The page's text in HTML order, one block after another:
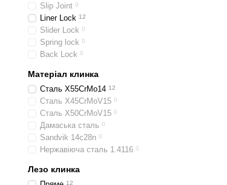
Slip Joint 0
Liner Lock 12
Slider Lock 0
Spring lock 0
Back Lock 0
Матеріал клинка
Сталь X55CrMo14 12
Сталь X45CrMoV15 0
Сталь X50CrMoV15 0
Дамаська сталь 0
Sandvik 14c28n 0
Нержавіюча сталь 1.4116 0
Лезо клинка
12